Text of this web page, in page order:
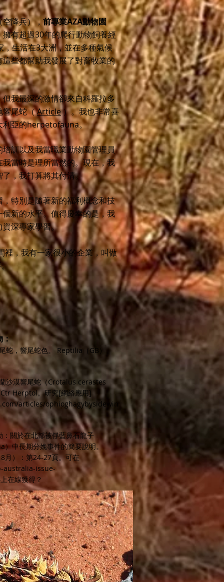
空降兵），前專業AZA動物園
有超過30年的爬行動物飼養經
，生活在3大洲，並在多種氣候
些都幫助我發展了對畜牧業的
我最深的激情卻來自科羅拉多
響尾蛇（Article）。我也非常喜
利亞的herpetofauna。
訓以及我當職業動物園管理員
當時是理所當然的。現在，我
，我打算將其付清。
特別是隨著新的福利概念和技
新的水平。值得慶幸的是，我
深專家學習。
裡，我有一家很小的企業，叫做
：
蛇，響尾蛇色。 Reptilia（GB）。
沙漠響尾蛇（Crotalus cerastes
Herptol。研究[網絡應用]
articles/ophioghagybysidewin
關於在北部被俘藍鼻石龍子
中長期分娩事件的簡要說明。
）：第24-27頁。可在
australia-issue-
上在線獲得？